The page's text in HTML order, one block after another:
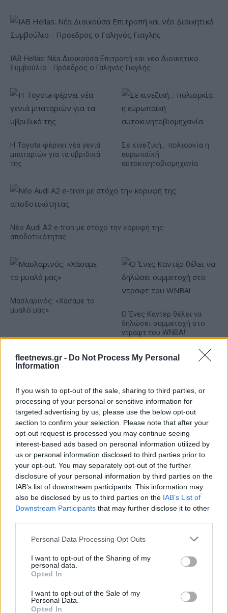
fleetnews.gr - Do Not Process My Personal
Information
If you wish to opt-out of the sale, sharing to third parties, or
processing of your personal or sensitive information for
targeted advertising by us, please use the below opt-out
section to confirm your selection. Please note that after your
opt-out request is processed you may continue seeing
interest-based ads based on personal information utilized by
us or personal information disclosed to third parties prior to
your opt-out. You may separately opt-out of the further
disclosure of your personal information by third parties on the
IAB’s list of downstream participants. This information may
also be disclosed by us to third parties on the IAB’s List of
Downstream Participants that may further disclose it to other
Please note that this website/app uses one or more Google
not limited to your visit or usage behaviour. You may click to
grant or deny consent to Google and its third-party tags to
use your data for below specified purposes in below Google
consent section.
Personal Data Processing Opt Outs
I want to opt-out of the Sharing of my
personal data.
Opted In
I want to opt-out of the Sale of my
Personal Data.
Opted In
IAB Hellas: Νέα Διοικούσα Επιτροπή και νέο Διοικητικό
Συμβούλιο - Πρόεδρος ο Γαληνός Γιαγλής
Η Toyota φέρνει νέα γενιά
μπαταριών για τα υβριδικά
της
Σε κινεζική… πολιορκία η
ευρωπαϊκή
αυτοκινητοβιομηχανία
Νέο Audi A2 e-tron με στόχο την κορυφή της
αποδοτικότητας
Μασλαρινός: «Χάσαμε το
μυαλό μας»
Ο Ένες Καντέρ θέλει να
δηλώσει συμμετοχή στο
ντραφτ του WNBA!
ΕΛΣΤΑΤ: Στο 3,4% υποχώρησε ο πληθωρισμός τον Ιούλιο
Χρηματοδότηση 8 εκατ.
ευρώ σε 843 μέσα
ενίσχυσης του Τύπου
Metlen: Ρεκόρ EBITDA στο
α' εξάμηνο, στα 550 εκατ.
ευρώ – Καθαρά κέρδη 313
Η Chery επενδύει 75 εκατ. δολάρια στην KG Mobility